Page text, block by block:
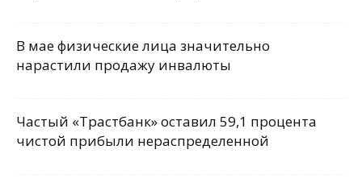
В мае физические лица значительно
нарастили продажу инвалюты
Частый «Трастбанк» оставил 59,1 процента
чистой прибыли нераспределенной